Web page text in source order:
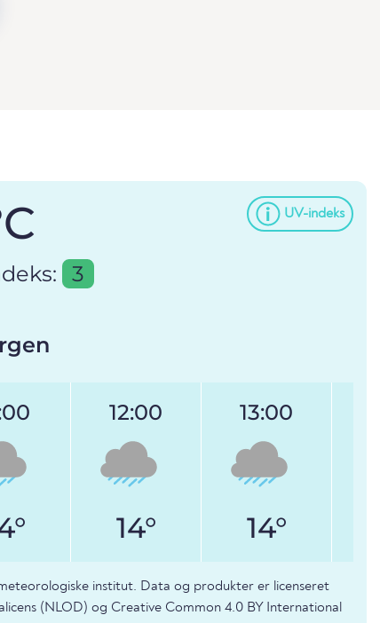
UV-indeks
3
12:00
14°
13:00
14°
institut. Data og produkter er licenseret
(NLOD) og Creative Common 4.0 BY International